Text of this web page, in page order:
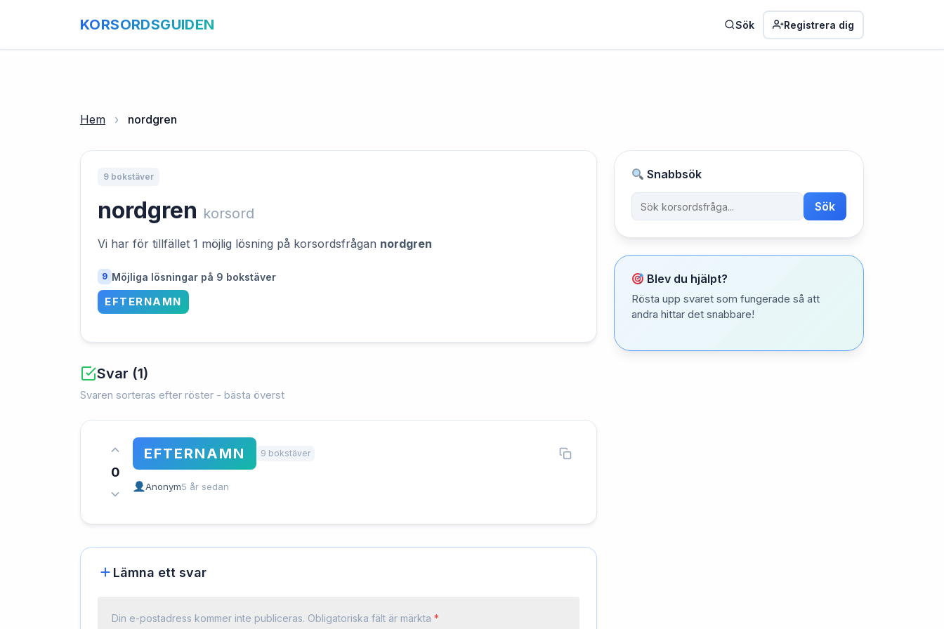
KORSORDSGUIDEN Sök Registrera dig
Hem › nordgren
9 bokstäver
nordgren korsord
Vi har för tillfället 1 möjlig lösning på korsordsfrågan nordgren
9 Möjliga lösningar på 9 bokstäver
EFTERNAMN
Svar (1)
Svaren sorteras efter röster - bästa överst
0
EFTERNAMN 9 bokstäver
Anonym5 år sedan
Lämna ett svar
Din e-postadress kommer inte publiceras. Obligatoriska fält är märkta *
Snabbsök
Sök
Blev du hjälpt?
Rösta upp svaret som fungerade så att
andra hittar det snabbare!